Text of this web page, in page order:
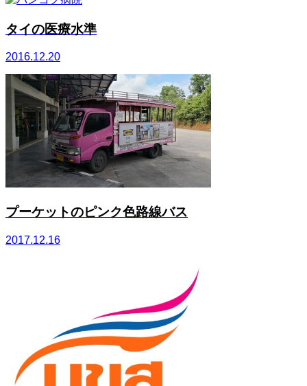
タイの医療水準
2016.12.20
プーケットのピンク色路線バス
2017.12.16